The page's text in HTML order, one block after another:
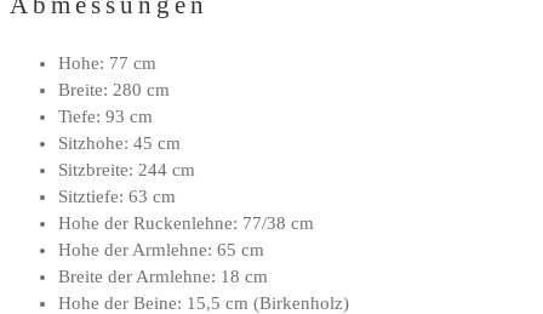
Hohe: 77 cm
Breite: 280 cm
Tiefe: 93 cm
Sitzhohe: 45 cm
Sitzbreite: 244 cm
Sitztiefe: 63 cm
Hohe der Ruckenlehne: 77/38 cm
Hohe der Armlehne: 65 cm
Breite der Armlehne: 18 cm
Hohe der Beine: 15,5 cm (Birkenholz)